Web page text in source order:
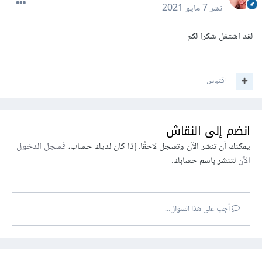
نشر7 مايو 2021
لقد اشتغل شكرا لكم
اقتباس
انضم إلى النقاش
يمكنك أن تنشر الآن وتسجل لاحقًا. إذا كان لديك حساب،فسجل الدخول
الآنلتنشر باسم حسابك.
أجب على هذا السؤال...